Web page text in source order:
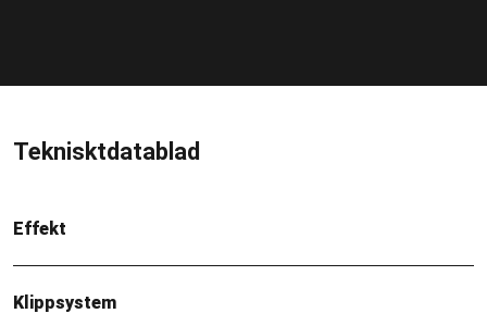
Teknisktdatablad
Effekt
Klippsystem